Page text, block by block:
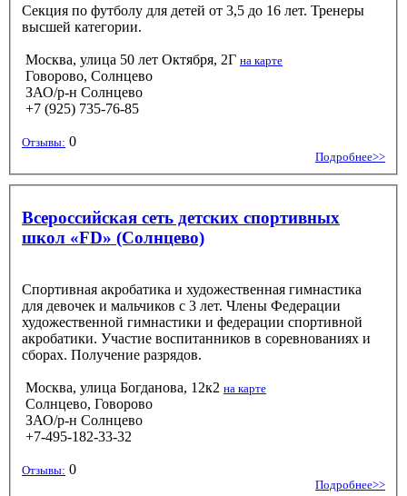
Секция по футболу для детей от 3,5 до 16 лет. Тренеры
высшей категории.
Москва, улица 50 лет Октября, 2Г на карте
Говорово, Солнцево
ЗАО/р-н Солнцево
+7 (925) 735-76-85
Отзывы: 0
Подробнее>>
Всероссийская сеть детских спортивных
школ «FD» (Солнцево)
Спортивная акробатика и художественная гимнастика
для девочек и мальчиков с 3 лет. Члены Федерации
художественной гимнастики и федерации спортивной
акробатики. Участие воспитанников в соревнованиях и
сборах. Получение разрядов.
Москва, улица Богданова, 12к2 на карте
Солнцево, Говорово
ЗАО/р-н Солнцево
+7-495-182-33-32
Отзывы: 0
Подробнее>>